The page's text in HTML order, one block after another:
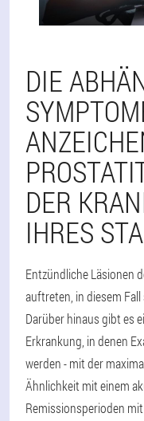
DIE
DER
IHRES
Entzündliche Läsionen
auftreten, in diesem
Darüber hinaus gibt es
Erkrankung, in denen
werden - mit der
Ähnlichkeit mit einem
Remissionsperioden